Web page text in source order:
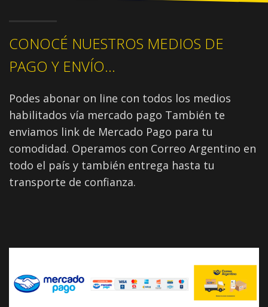
CONOCÉ NUESTROS MEDIOS DE
PAGO Y ENVÍO...
Podes abonar on line con todos los medios
habilitados vía mercado pago También te
enviamos link de Mercado Pago para tu
comodidad. Operamos con Correo Argentino en
todo el país y también entrega hasta tu
transporte de confianza.